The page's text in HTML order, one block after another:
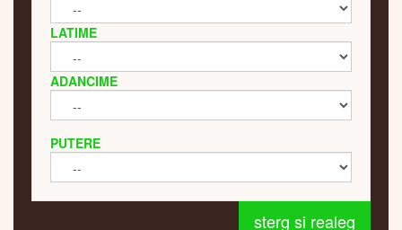
LATIME
ADANCIME
PUTERE
sterg si realeg